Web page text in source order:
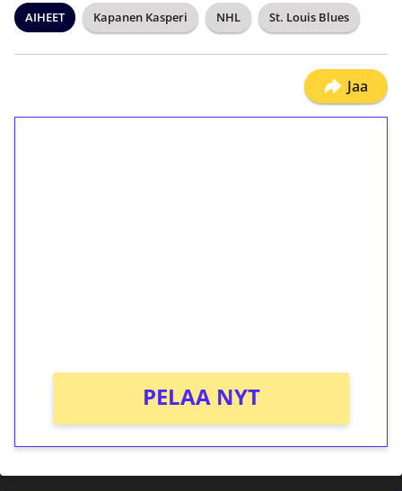
AIHEET Kapanen Kasperi NHL St. Louis Blues
Jaa
PELAA NYT